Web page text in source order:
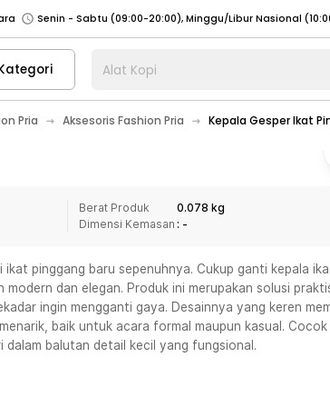
Barat
Senin - Jumat (07:00 - 20:00), Sabtu - Minggu
Senin - Jumat (08:00 - 20:00), Sabtu - Minggu/ Libur
Senin - Jumat (08:00 - 20:00), Sabtu - Minggu/ Libur
Senin - Sabtu (09:00-20:00), Minggu/Libur Nasional
Senin - Sabtu (09:00-20:00), Minggu/Libur Nasional
Barat
Senin - Jumat (07:00 - 20:00), Sabtu - Minggu
Senin - Jumat (08:00 - 20:00), Sabtu - Minggu/ Libur
Alat Kopi
Pria Aksesoris Fashion Pria Kepala Gesper Ikat
Berat Produk
0.078 kg
Dimensi Kemasan : -
ikat pinggang baru sepenuhnya. Cukup ganti kepala
modern dan elegan. Produk ini merupakan solusi
ingin mengganti gaya. Desainnya yang keren
baik untuk acara formal maupun kasual.
dalam balutan detail kecil yang fungsional.